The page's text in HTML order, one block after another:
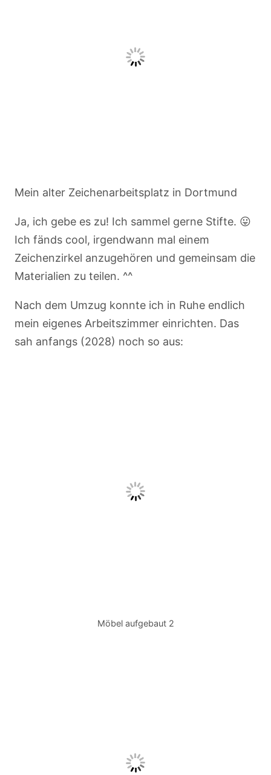
Mein alter Zeichenarbeitsplatz in Dortmund
Ja, ich gebe es zu! Ich sammel gerne Stifte. 😛
Ich fänds cool, irgendwann mal einem
Zeichenzirkel anzugehören und gemeinsam die
Materialien zu teilen. ^^
Nach dem Umzug konnte ich in Ruhe endlich
mein eigenes Arbeitszimmer einrichten. Das
sah anfangs (2028) noch so aus:
Möbel aufgebaut 2